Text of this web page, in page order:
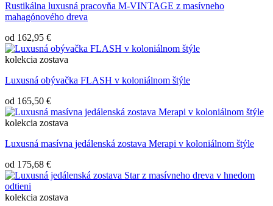
Rustikálna luxusná pracovňa M-VINTAGE z masívneho
mahagónového dreva
od 162,95 €
kolekcia zostava
Luxusná obývačka FLASH v koloniálnom štýle
od 165,50 €
kolekcia zostava
Luxusná masívna jedálenská zostava Merapi v koloniálnom štýle
od 175,68 €
kolekcia zostava